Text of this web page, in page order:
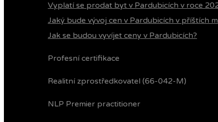
Vyplatí se prodat byt v Pardubicích v roce
Jaký bude vývoj cen v Pardubicích v příštích
Jak se budou vyvíjet ceny v Pardubicích?
Profesní certifikace
Realitní zprostředkovatel (66-042-M)
NLP Premier practitioner